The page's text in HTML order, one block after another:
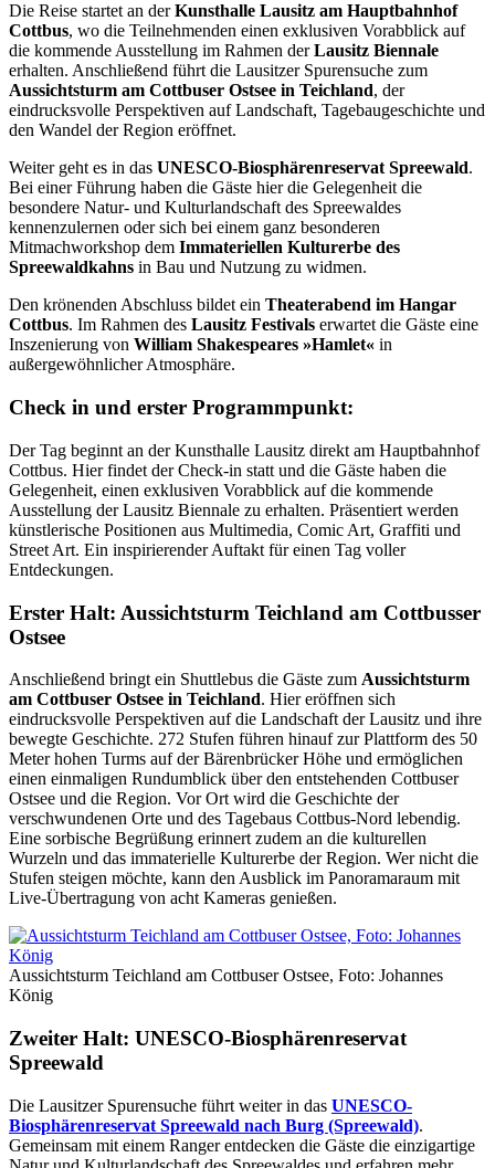
Die Reise startet an derKunsthalle Lausitz am Hauptbahnhof
Cottbus, wo die Teilnehmenden einen exklusiven Vorabblick auf
die kommende Ausstellung im Rahmen derLausitz Biennale
erhalten. Anschließend führt die Lausitzer Spurensuche zum
Aussichtsturm am Cottbuser Ostsee in Teichland, der
eindrucksvolle Perspektiven auf Landschaft, Tagebaugeschichte und
den Wandel der Region eröffnet.
Weiter geht es in das UNESCO-Biosphärenreservat Spreewald.
Bei einer Führung haben die Gäste hier die Gelegenheit die
besondere Natur- und Kulturlandschaft des Spreewaldes
kennenzulernen oder sich bei einem ganz besonderen
Mitmachworkshop dem Immateriellen Kulturerbe des
Spreewaldkahns in Bau und Nutzung zu widmen.
Den krönenden Abschluss bildet ein Theaterabend im Hangar
Cottbus. Im Rahmen des Lausitz Festivals erwartet die Gäste eine
Inszenierung von William Shakespeares »Hamlet« in
außergewöhnlicher Atmosphäre.
Check in und erster Programmpunkt:
Der Tag beginnt an der Kunsthalle Lausitz direkt am Hauptbahnhof
Cottbus. Hier findet der Check-in statt und die Gäste haben die
Gelegenheit, einen exklusiven Vorabblick auf die kommende
Ausstellung der Lausitz Biennale zu erhalten. Präsentiert werden
künstlerische Positionen aus Multimedia, Comic Art, Graffiti und
Street Art. Ein inspirierender Auftakt für einen Tag voller
Entdeckungen.
Erster Halt: Aussichtsturm Teichland am Cottbusser
Ostsee
Anschließend bringt ein Shuttlebus die Gäste zum Aussichtsturm
am Cottbuser Ostsee in Teichland. Hier eröffnen sich
eindrucksvolle Perspektiven auf die Landschaft der Lausitz und ihre
bewegte Geschichte. 272 Stufen führen hinauf zur Plattform des 50
Meter hohen Turms auf der Bärenbrücker Höhe und ermöglichen
einen einmaligen Rundumblick über den entstehenden Cottbuser
Ostsee und die Region. Vor Ort wird die Geschichte der
verschwundenen Orte und des Tagebaus Cottbus-Nord lebendig.
Eine sorbische Begrüßung erinnert zudem an die kulturellen
Wurzeln und das immaterielle Kulturerbe der Region. Wer nicht die
Stufen steigen möchte, kann den Ausblick im Panoramaraum mit
Live-Übertragung von acht Kameras genießen.
Aussichtsturm Teichland am Cottbuser Ostsee, Foto: Johannes
König
Zweiter Halt: UNESCO-Biosphärenreservat
Spreewald
Die Lausitzer Spurensuche führt weiter in das UNESCO-
Biosphärenreservat Spreewald nach Burg (Spreewald).
Gemeinsam mit einem Ranger entdecken die Gäste die einzigartige